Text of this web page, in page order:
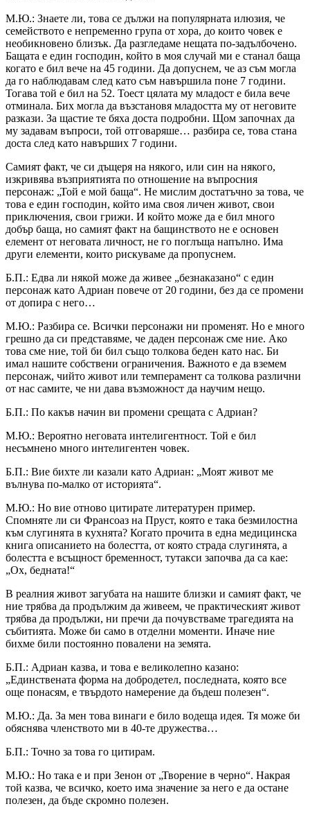
М.Ю.: Знаете ли, това се дължи на популярната илюзия, че
семейството е непременно група от хора, до които човек е
необикновено близък. Да разгледаме нещата по-задълбочено.
Бащата е един господин, който в моя случай ми е станал баща
когато е бил вече на 45 години. Да допуснем, че аз съм могла
да го наблюдавам след като съм навършила поне 7 години.
Тогава той е бил на 52. Тоест цялата му младост е била вече
отминала. Бих могла да възстановя младостта му от неговите
разкази. За щастие те бяха доста подробни. Щом започнах да
му задавам въпроси, той отговаряше… разбира се, това стана
доста след като навърших 7 години.
Самият факт, че си дъщеря на някого, или син на някого,
изкривява възприятията по отношение на въпросния
персонаж: „Той е мой баща“. Не мислим достатъчно за това, че
това е един господин, който има своя личен живот, свои
приключения, свои грижи. И който може да е бил много
добър баща, но самият факт на бащинството не е основен
елемент от неговата личност, не го поглъща напълно. Има
други елементи, които рискуваме да пропуснем.
Б.П.: Едва ли някой може да живее „безнаказано“ с един
персонаж като Адриан повече от 20 години, без да се промени
от допира с него…
М.Ю.: Разбира се. Всички персонажи ни променят. Но е много
грешно да си представяме, че даден персонаж сме ние. Ако
това сме ние, той би бил също толкова беден като нас. Би
имал нашите собствени ограничения. Важното е да вземем
персонаж, чийто живот или темперамент са толкова различни
от нас самите, че ни дава възможност да научим нещо.
Б.П.: По какъв начин ви промени срещата с Адриан?
М.Ю.: Вероятно неговата интелигентност. Той е бил
несъмнено много интелигентен човек.
Б.П.: Вие бихте ли казали като Адриан: „Моят живот ме
вълнува по-малко от историята“.
М.Ю.: Но вие отново цитирате литературен пример.
Спомняте ли си Франсоаз на Пруст, която е така безмилостна
към слугинята в кухнята? Когато прочита в една медицинска
книга описанието на болестта, от която страда слугинята, а
болестта е всъщност бременност, тутакси започва да са кае:
„Ох, бедната!“
В реалния живот загубата на нашите близки и самият факт, че
ние трябва да продължим да живеем, че практическият живот
трябва да продължи, ни пречи да почувстваме трагедията на
събитията. Може би само в отделни моменти. Иначе ние
бихме били постоянно повалени на земята.
Б.П.: Адриан казва, и това е великолепно казано:
„Единствената форма на добродетел, последната, която все
още понасям, е твърдото намерение да бъдеш полезен“.
М.Ю.: Да. За мен това винаги е било водеща идея. Тя може би
обяснява членството ми в 40-те дружества…
Б.П.: Точно за това го цитирам.
М.Ю.: Но така е и при Зенон от „Творение в черно“. Накрая
той казва, че всичко, което има значение за него е да остане
полезен, да бъде скромно полезен.